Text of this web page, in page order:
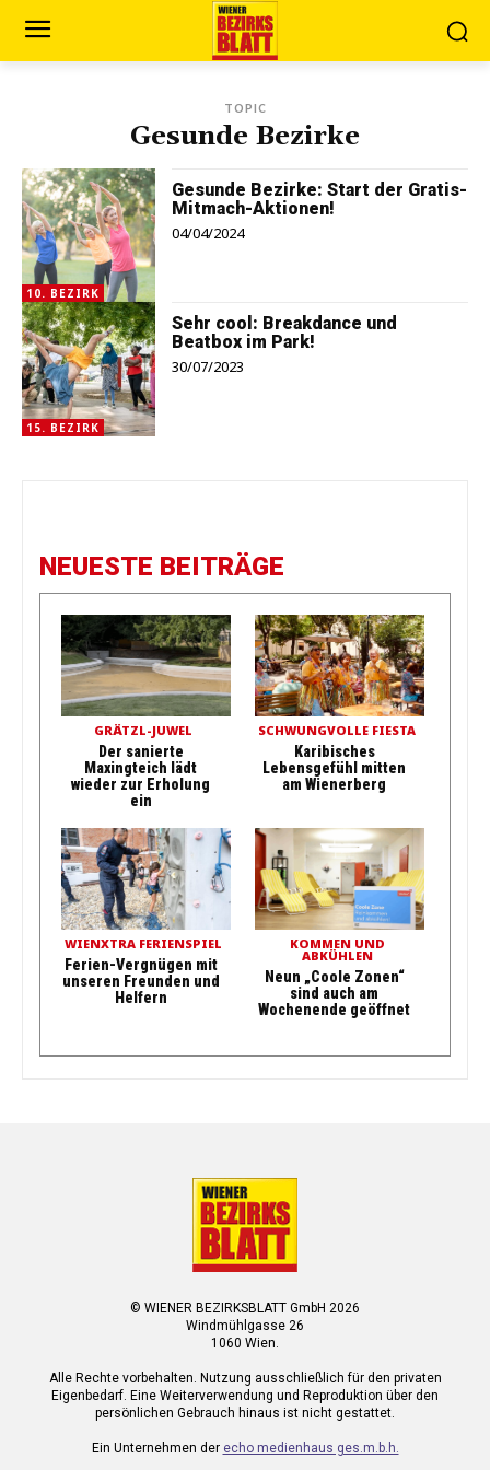
TOPIC
Gesunde Bezirke
10. BEZIRK
Gesunde Bezirke: Start der Gratis-
Mitmach-Aktionen!
04/04/2024
15. BEZIRK
Sehr cool: Breakdance und
Beatbox im Park!
30/07/2023
NEUESTE BEITRÄGE
GRÄTZL-JUWEL
Der sanierte
Maxingteich lädt
wieder zur Erholung
ein
SCHWUNGVOLLE FIESTA
Karibisches
Lebensgefühl mitten
am Wienerberg
WIENXTRA FERIENSPIEL
Ferien-Vergnügen mit
unseren Freunden und
Helfern
KOMMEN UND
ABKÜHLEN
Neun „Coole Zonen“
sind auch am
Wochenende geöffnet
© WIENER BEZIRKSBLATT GmbH 2026
Windmühlgasse 26
1060 Wien.
Alle Rechte vorbehalten. Nutzung ausschließlich für den privaten
Eigenbedarf. Eine Weiterverwendung und Reproduktion über den
persönlichen Gebrauch hinaus ist nicht gestattet.
Ein Unternehmen der echo medienhaus ges.m.b.h.